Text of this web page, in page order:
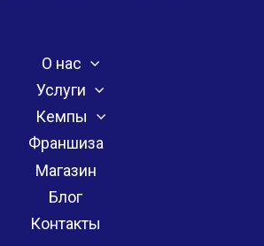
О нас
Услуги
Кемпы
Франшиза
Магазин
Блог
Контакты